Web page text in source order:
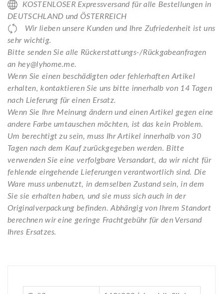
KOSTENLOSER Expressversand für alle Bestellungen in
DEUTSCHLAND und ÖSTERREICH
Wir lieben unsere Kunden und Ihre Zufriedenheit ist uns
sehr wichtig.
Bitte senden Sie alle Rückerstattungs-/Rückgabeanfragen
an hey@lyhome.me.
Wenn Sie einen beschädigten oder fehlerhaften Artikel
erhalten, kontaktieren Sie uns bitte innerhalb von 14 Tagen
nach Lieferung für einen Ersatz.
Wenn Sie Ihre Meinung ändern und einen Artikel gegen eine
andere Farbe umtauschen möchten, ist das kein Problem.
Um berechtigt zu sein, muss Ihr Artikel innerhalb von 30
Tagen nach dem Kauf zurückgegeben werden. Bitte
verwenden Sie eine verfolgbare Versandart, da wir nicht für
fehlende eingehende Lieferungen verantwortlich sind. Die
Ware muss unbenutzt, in demselben Zustand sein, in dem
Sie sie erhalten haben, und sie muss sich auch in der
Originalverpackung befinden. Abhängig von Ihrem Standort
berechnen wir eine geringe Frachtgebühr für den Versand
Ihres Ersatzes.